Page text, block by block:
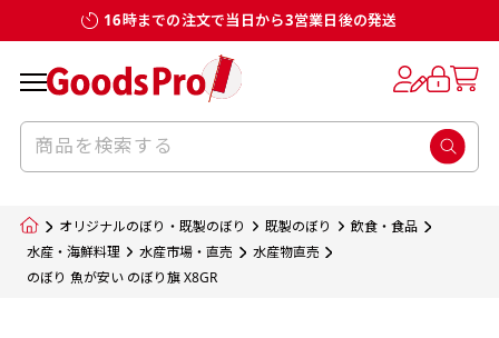
16時までの注文で当日から3営業日後の発送
オリジナルのぼり・既製のぼり 既製のぼり
飲食・食品
水産・海鮮料理
水産市場・直売
水産物直売
のぼり 魚が安い のぼり旗 X8GR
お客様からのデータ入稿でのぼり旗を製作
する場合
入稿いただくデータは基本的にイラストレー
のデータとさせていただいております。
jpgデータ等の画像データを貼り付ける際には
デザイン変更なしでのご注文となります。
ルで製品デザインをしたデザインそのものを
指します。当グッズプロで販売として取り扱っ
ているあらゆるのぼり旗のデザインがそれに
のぼり旗のデザインをする際に、考えると良
のぼり旗のデザインとしては基本的に左側と
上側にポールを通すミミ（業界用語でチチと
呼びます）が縫いつけてあるのが一般的です。
サイズ一覧
既製品のサイズについては以下のサイズ表の通
お客様オリジナルサイズで製作をしたい場合
につきましてはお気軽にご相談ください。
サイズ一覧
既製品のサイズについては以下のサイズ表の通
お客様オリジナルサイズで製作をしたい場合
につきましてはお気軽にご相談ください。
一般的にはチチの位置はのぼり旗に対して上
ポールに通す際には上辺２か所に対してチチ
が左右どちらでものぼり旗自体をポールにく
くりつけることは可能です。
のぼり旗のチチについて
一般的にはチチの位置はのぼり旗に対して上
ポールに通す際には上辺２か所に対してチチ
が左右どちらでものぼり旗自体をポールにく
くりつけることは可能です。
補強縫製って何？
補強縫製とはヒートカッター（熱で焼き切る
をあげるために折り返し縫いをすることで風
の影響を受けやすい四辺の強度を増す加工で
す。
生地の種類
スリット（切り込み）加工とは？
スリット（切り込み）を入れることで横幕が
疑似的にのれんのように見せるための加工手
法です。